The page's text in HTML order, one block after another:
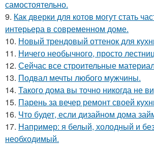
самостоятельно.
9. Как дверки для котов могут стать
интерьера в современном доме.
10. Новый трендовый оттенок для
11. Ничего необычного, просто
12. Сейчас все строительные
13. Подвал мечты любого мужчины.
14. Такого дома вы точно никогда не
15. Парень за вечер ремонт своей
16. Что будет, если дизайном дома
17. Например: я белый, холодный и
необходимый.